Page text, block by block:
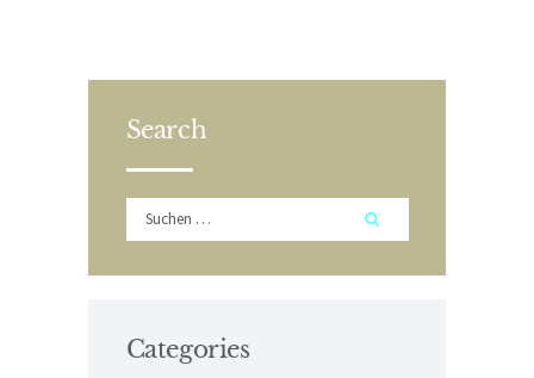
Search
Suchen
nach:
Categories